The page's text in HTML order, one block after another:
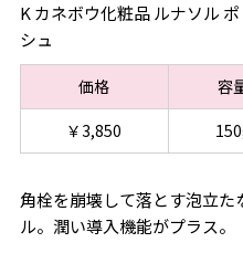
K カネボウ化粧品 ルナソル
シュ
価格 容
￥3,850
角栓を崩壊して落とす泡立
ル。潤い導入機能がプラス。